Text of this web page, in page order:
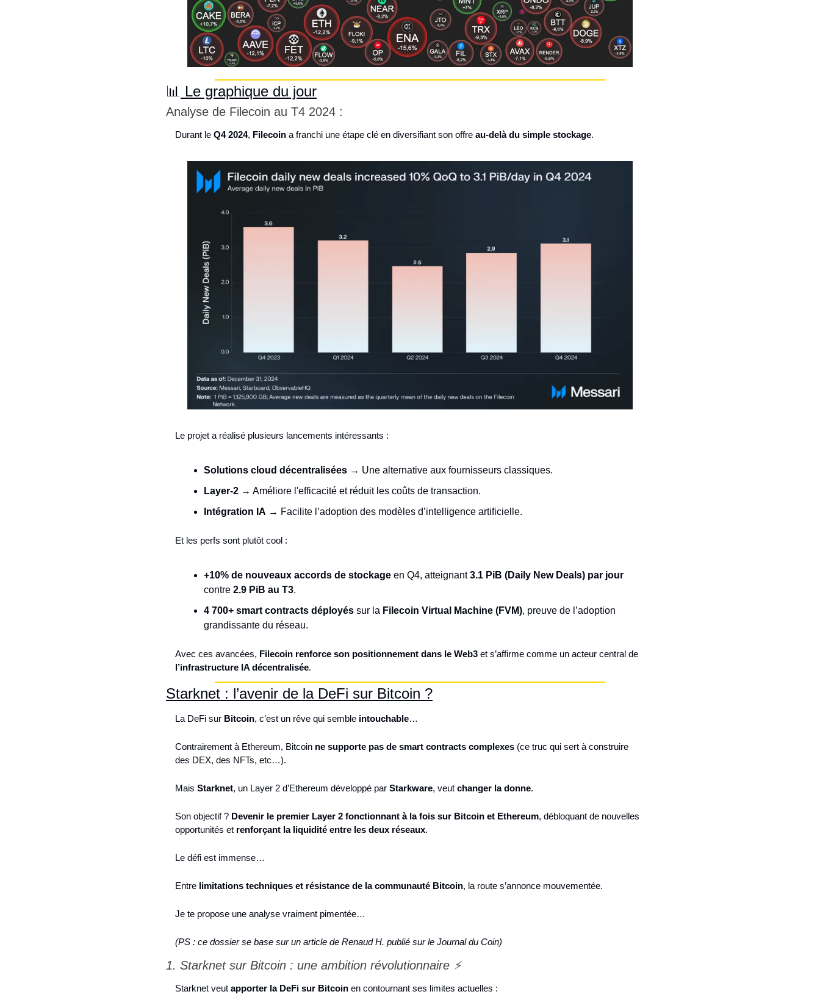
📊 Le graphique du jour
Analyse de Filecoin au T4 2024 :
Durant le Q4 2024, Filecoin a franchi une étape clé en diversifiant son offre au-delà du simple stockage.
Le projet a réalisé plusieurs lancements intéressants :
Solutions cloud décentralisées → Une alternative aux fournisseurs classiques.
Layer-2 → Améliore l'efficacité et réduit les coûts de transaction.
Intégration IA → Facilite l’adoption des modèles d’intelligence artificielle.
Et les perfs sont plutôt cool :
+10% de nouveaux accords de stockage en Q4, atteignant 3.1 PiB (Daily New Deals) par jour
contre 2.9 PiB au T3.
4 700+ smart contracts déployés sur la Filecoin Virtual Machine (FVM), preuve de l’adoption
grandissante du réseau.
Avec ces avancées, Filecoin renforce son positionnement dans le Web3
l’infrastructure IA décentralisée.
Starknet : l’avenir de la DeFi sur Bitcoin ?
La DeFi sur Bitcoin, c’est un rêve qui semble intouchable…
Contrairement à Ethereum, Bitcoin ne supporte pas de smart contracts complexes (ce truc qui sert à construire
des DEX, des NFTs, etc…).
Mais Starknet, un Layer 2 d’Ethereum développé par Starkware, veut changer la donne.
Son objectif ? Devenir le premier Layer 2 fonctionnant à la fois sur Bitcoin et Ethereum, débloquant de nouvelles
opportunités et renforçant la liquidité entre les deux réseaux.
Le défi est immense…
Entre limitations techniques et résistance de la communauté Bitcoin, la route s’annonce mouvementée.
Je te propose une analyse vraiment pimentée…
(PS : ce dossier se base sur un article de Renaud H. publié sur le Journal du Coin)
1. Starknet sur Bitcoin : une ambition révolutionnaire ⚡
Starknet veut apporter la DeFi sur Bitcoin en contournant ses limites actuelles :